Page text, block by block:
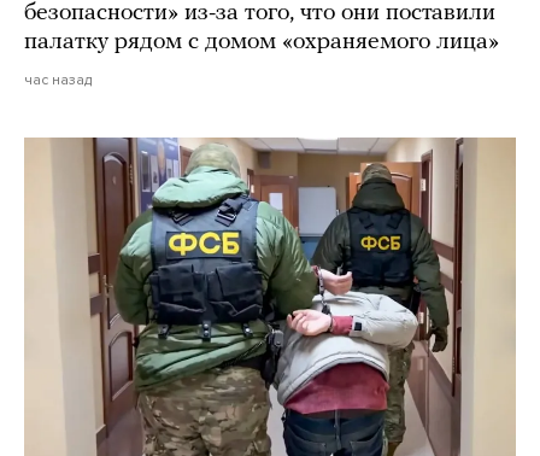
безопасности» из-за того, что они поставили
палатку рядом с домом «охраняемого лица»
час назад